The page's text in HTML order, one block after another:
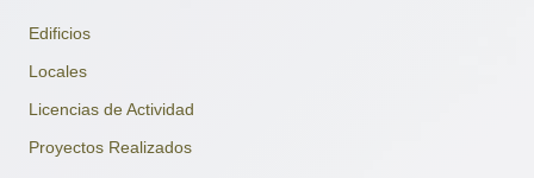
Edificios
Locales
Licencias de Actividad
Proyectos Realizados